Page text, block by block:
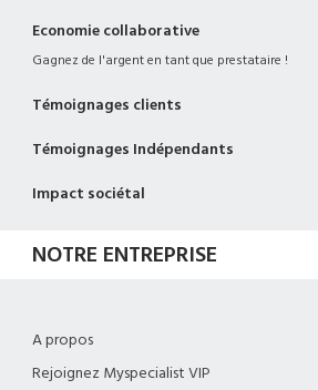
Economie collaborative
Gagnez de l'argent en tant que prestataire !
Témoignages clients
Témoignages Indépendants
Impact sociétal
NOTRE ENTREPRISE
A propos
Rejoignez Myspecialist VIP